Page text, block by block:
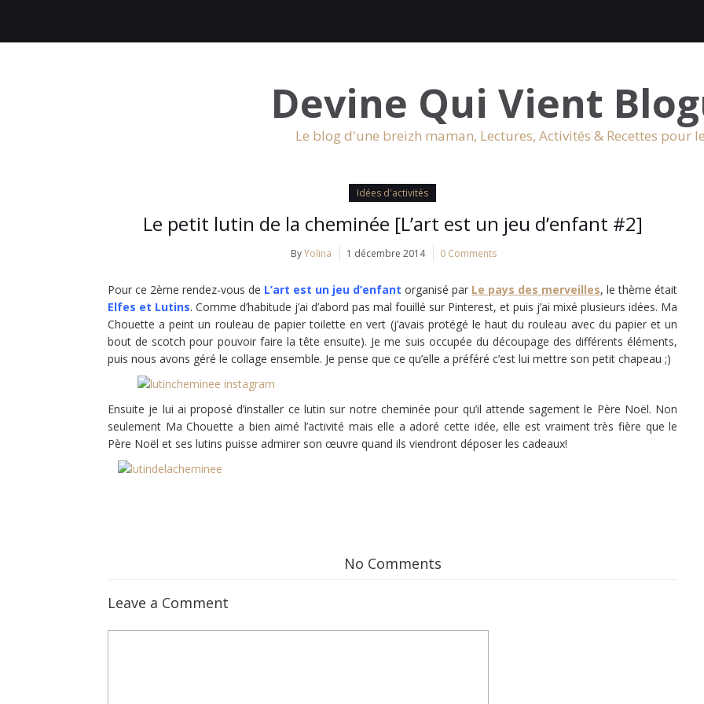
Devine Qui Vient
Le blog d'une breizh maman, Lectures, Activités & Recettes pour
Idées d'activités
Le petit lutin de la cheminée [L’art est un jeu d’enfant #2]
ByYolina 1 décembre 2014 0 Comments
Pour ce 2ème rendez-vous de L’art est un jeu d’enfant organisé par Le pays des merveilles, le thème était
Elfes et Lutins. Comme d’habitude j’ai d’abord pas mal fouillé sur Pinterest, et puis j’ai mixé plusieurs idées. Ma
Chouette a peint un rouleau de papier toilette en vert (j’avais protégé le haut du rouleau avec du papier et un
bout de scotch pour pouvoir faire la tête ensuite). Je me suis occupée du découpage des différents éléments,
puis nous avons géré le collage ensemble. Je pense que ce qu’elle a préféré c’est lui mettre son petit chapeau ;)
Ensuite je lui ai proposé d’installer ce lutin sur notre cheminée pour qu’il attende sagement le Père Noël. Non
seulement Ma Chouette a bien aimé l’activité mais elle a adoré cette idée, elle est vraiment très fière que le
Père Noël et ses lutins puisse admirer son œuvre quand ils viendront déposer les cadeaux!
No Comments
Leave a Comment